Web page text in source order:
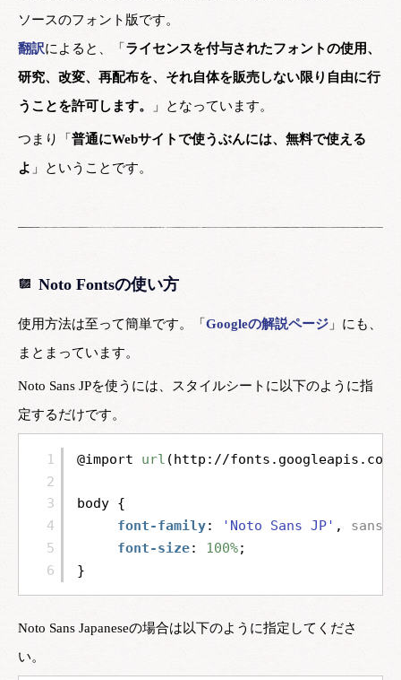
ソースのフォント版です。
翻訳によると、「 ライセンスを付与されたフォントの使用、
研究、改変、再配布を、それ自体を販売しない限り自由に行
うことを許可します。
」となっています。
つまり「 普通にWebサイトで使うぶんには、無料で使える
よ 」ということです。
Noto Fontsの使い方
使用方法は至って簡単です。「 Googleの解説ページ 」にも、
まとまっています。
Noto Sans JPを使うには、スタイルシートに以下のように指
定するだけです。
1
2
3
4
5
6
@import url (http://fonts.googleapis.com/
body {
font-family: 'Noto Sans JP' , sans-
font-size: 100%;
}
Noto Sans Japaneseの場合は以下のように指定してくださ
い。